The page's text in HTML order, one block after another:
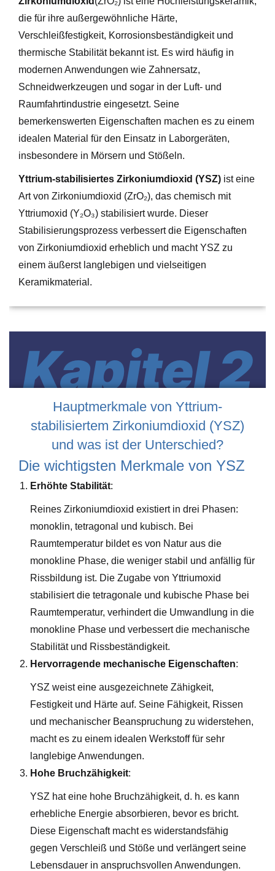
die für ihre außergewöhnliche Härte,
Verschleißfestigkeit, Korrosionsbeständigkeit und
thermische Stabilität bekannt ist. Es wird häufig in
modernen Anwendungen wie Zahnersatz,
Schneidwerkzeugen und sogar in der Luft- und
Raumfahrtindustrie eingesetzt. Seine
bemerkenswerten Eigenschaften machen es zu einem
idealen Material für den Einsatz in Laborgeräten,
insbesondere in Mörsern und Stößeln.
Yttrium-stabilisiertes Zirkoniumdioxid (YSZ) ist eine
Art von Zirkoniumdioxid (ZrO₂), das chemisch mit
Yttriumoxid (Y₂O₃) stabilisiert wurde. Dieser
Stabilisierungsprozess verbessert die Eigenschaften
von Zirkoniumdioxid erheblich und macht YSZ zu
einem äußerst langlebigen und vielseitigen
Keramikmaterial.
Kapitel 2
Hauptmerkmale von Yttrium-
stabilisiertem Zirkoniumdioxid (YSZ)
und was ist der Unterschied?
Die wichtigsten Merkmale von YSZ
Erhöhte Stabilität:
Reines Zirkoniumdioxid existiert in drei Phasen:
monoklin, tetragonal und kubisch. Bei
Raumtemperatur bildet es von Natur aus die
monokline Phase, die weniger stabil und anfällig für
Rissbildung ist. Die Zugabe von Yttriumoxid
stabilisiert die tetragonale und kubische Phase bei
Raumtemperatur, verhindert die Umwandlung in die
monokline Phase und verbessert die mechanische
Stabilität und Rissbeständigkeit.
Hervorragende mechanische Eigenschaften:
YSZ weist eine ausgezeichnete Zähigkeit,
Festigkeit und Härte auf. Seine Fähigkeit, Rissen
und mechanischer Beanspruchung zu widerstehen,
macht es zu einem idealen Werkstoff für sehr
langlebige Anwendungen.
Hohe Bruchzähigkeit:
YSZ hat eine hohe Bruchzähigkeit, d. h. es kann
erhebliche Energie absorbieren, bevor es bricht.
Diese Eigenschaft macht es widerstandsfähig
gegen Verschleiß und Stöße und verlängert seine
Lebensdauer in anspruchsvollen Anwendungen.